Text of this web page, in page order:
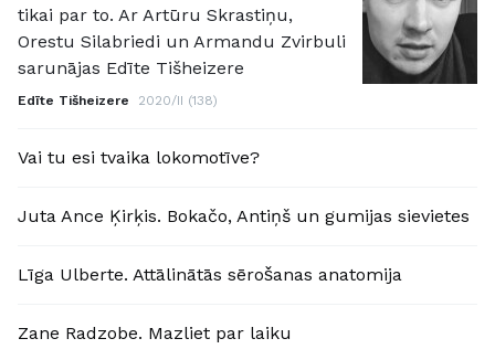
tikai par to. Ar Artūru Skrastiņu,
Orestu Silabriedi un Armandu Zvirbuli
sarunājas Edīte Tišheizere
Edīte Tišheizere 2020/II (138)
Vai tu esi tvaika lokomotīve?
Juta Ance Ķirķis. Bokačo, Antiņš un gumijas sievietes
Līga Ulberte. Attālinātās sērošanas anatomija
Zane Radzobe. Mazliet par laiku